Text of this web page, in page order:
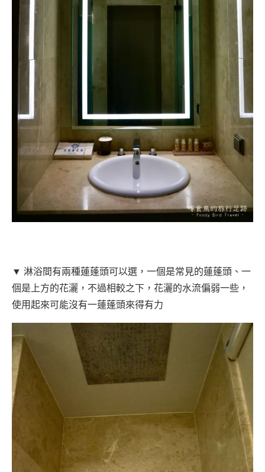
▼ 淋浴間有兩種蓮蓬頭可以選，一個是常見的蓮蓬頭、一
個是上方的花灑，不過相較之下，花灑的水流偏弱一些，
使用起來可能沒有一蓮蓬頭來得有力